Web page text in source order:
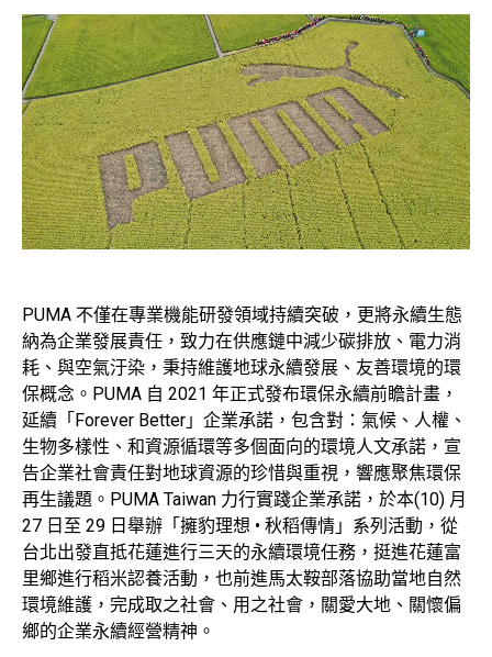
PUMA 不僅在專業機能研發領域持續突破，更將永續生態
納為企業發展責任，致力在供應鏈中減少碳排放、電力消
耗、與空氣汙染，秉持維護地球永續發展、友善環境的環
保概念。PUMA 自 2021 年正式發布環保永續前瞻計畫，
延續「Forever Better」企業承諾，包含對：氣候、人權、
生物多樣性、和資源循環等多個面向的環境人文承諾，宣
告企業社會責任對地球資源的珍惜與重視，響應聚焦環保
再生議題。PUMA Taiwan 力行實踐企業承諾，於本(10) 月
27 日至 29 日舉辦「擁豹理想 • 秋稻傳情」系列活動，從
台北出發直抵花蓮進行三天的永續環境任務，挺進花蓮富
里鄉進行稻米認養活動，也前進馬太鞍部落協助當地自然
環境維護，完成取之社會、用之社會，關愛大地、關懷偏
鄉的企業永續經營精神。